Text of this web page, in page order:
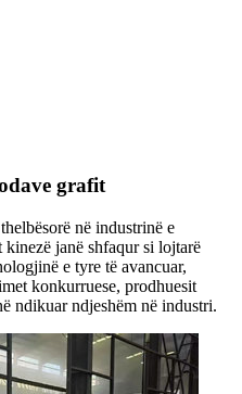
grafit
në industrinë e
janë shfaqur si lojtarë
e tyre të avancuar,
konkurruese, prodhuesit
ndikuar ndjeshëm në industri.